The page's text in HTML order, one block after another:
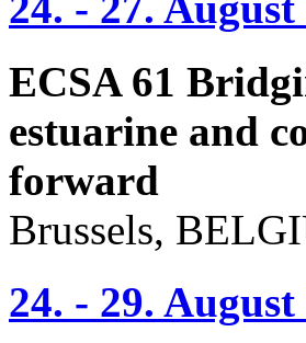
ECSA 61
estuarine and
forward
Brussels,
24. - 29. August